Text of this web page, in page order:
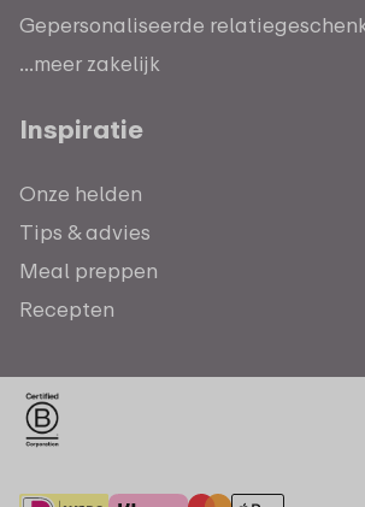
Gepersonaliseerde
...meer zakelijk
Inspiratie
Onze helden
Tips & advies
Meal preppen
Recepten